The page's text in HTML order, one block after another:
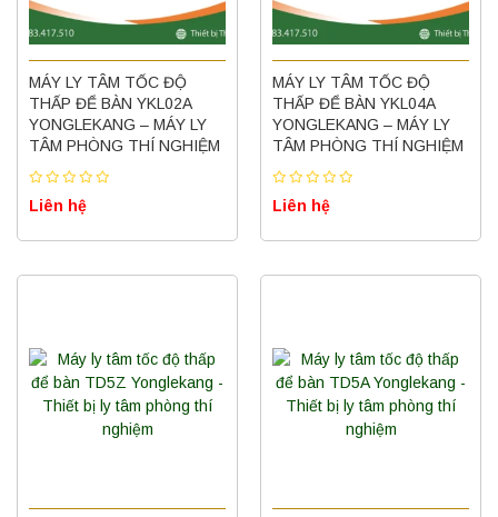
MÁY LY TÂM TỐC ĐỘ
THẤP ĐỂ BÀN YKL02A
YONGLEKANG – MÁY LY
TÂM PHÒNG THÍ NGHIỆM
Liên hệ
MÁY LY TÂM TỐC ĐỘ
THẤP ĐỂ BÀN YKL04A
YONGLEKANG – MÁY LY
TÂM PHÒNG THÍ NGHIỆM
Liên hệ